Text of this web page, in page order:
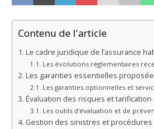
Contenu de l'article
Le cadre juridique de l’assurance
Les évolutions réglementaires
Les garanties essentielles
Les garanties optionnelles et
Évaluation des risques et
Les outils d’évaluation et de
Gestion des sinistres et procédures